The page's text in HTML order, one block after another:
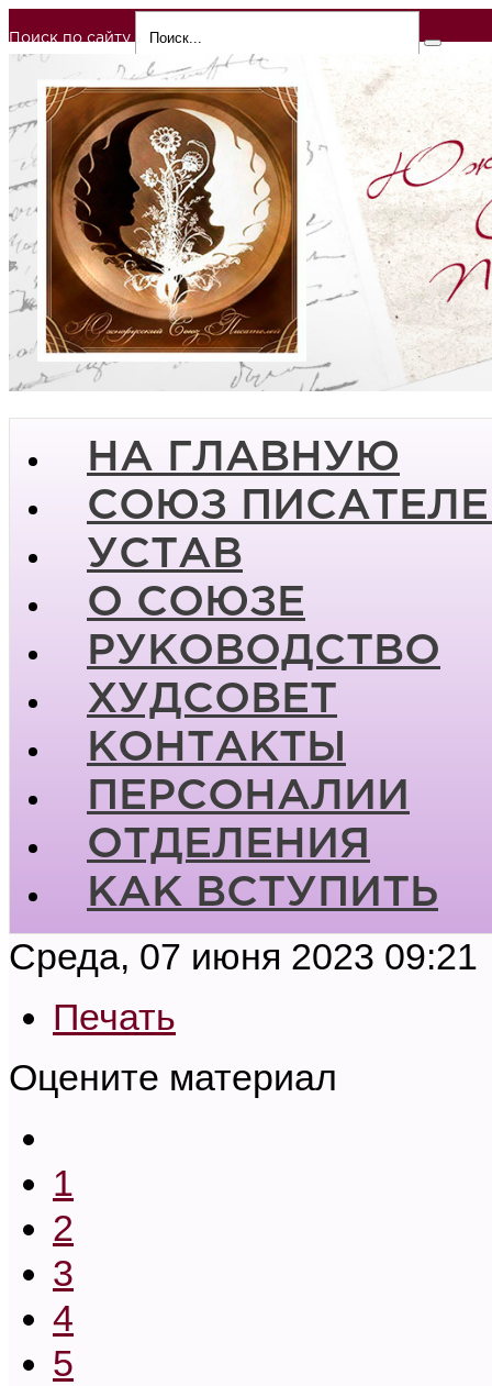
Поиск по сайту
НА ГЛАВНУЮ
СОЮЗ
УСТАВ
О СОЮЗЕ
РУКОВОДСТВО
ХУДСОВЕТ
КОНТАКТЫ
ПЕРСОНАЛИИ
ОТДЕЛЕНИЯ
КАК ВСТУПИТЬ
Среда, 07 июня 2023 09:21
Печать
Оцените материал
1
2
3
4
5